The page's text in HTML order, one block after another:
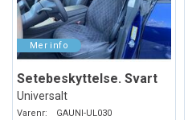
Setebeskyttelse. Svart
Universalt
Varenr: GAUNI-UL030